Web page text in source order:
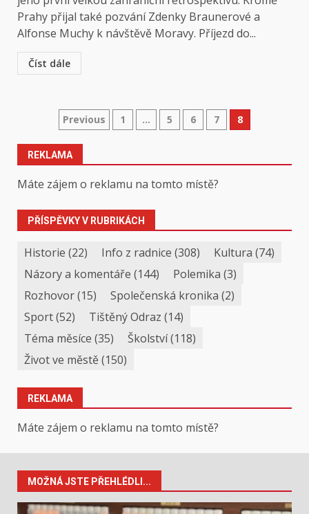
Prahy přijal také pozvání Zdenky Braunerové a
Alfonse Muchy k návštěvě Moravy. Příjezd do...
Číst dále
Stránkování
příspěvků
Previous 1 … 5 6 7 8
REKLAMA
Máte zájem o reklamu na tomto místě?
PŘÍSPĚVKY V RUBRIKÁCH
Historie (22) Info z radnice (308) Kultura (74)
Názory a komentáře (144) Polemika (3)
Rozhovor(15) Společenská kronika (2)
Sport(52) Tištěný Odraz (14)
Téma měsíce (35) Školství(118)
Život ve městě(150)
REKLAMA
Máte zájem o reklamu na tomto místě?
MOŽNÁ JSTE PŘEHLÉDLI...